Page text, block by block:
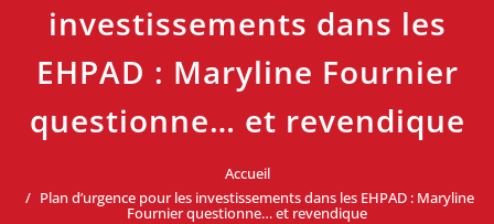
investissements dans les
EHPAD : Maryline Fournier
questionne… et revendique
Accueil
Plan d’urgence pour les investissements dans les EHPAD : Maryline
Fournier questionne… et revendique